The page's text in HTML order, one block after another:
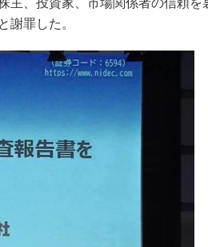
の
主、投資家、市場関係者の信頼を
謝罪した。